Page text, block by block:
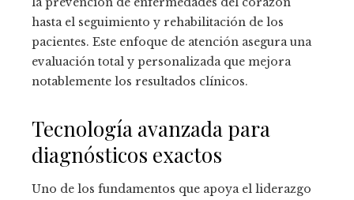
hasta el seguimiento y rehabilitación de los
pacientes. Este enfoque de atención asegura una
evaluación total y personalizada que mejora
notablemente los resultados clínicos.
Tecnología avanzada para
diagnósticos exactos
Uno de los fundamentos que apoya el liderazgo